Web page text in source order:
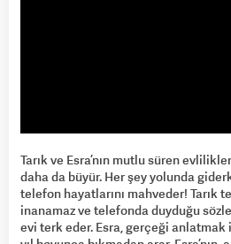
Tarık ve Esra’nın mutlu süren
daha da büyür. Her şey yolunda
telefon hayatlarını mahveder! Tarık
inanamaz ve telefonda duyduğu
evi terk eder. Esra, gerçeği anlatmak